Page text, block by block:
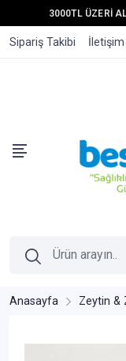
3000TL ÜZERİ
Sipariş Takibi İletişim
Anasayfa Zeytin &